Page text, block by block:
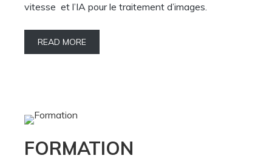
vitesse et l’IA pour le traitement d’images.
READ MORE
FORMATION